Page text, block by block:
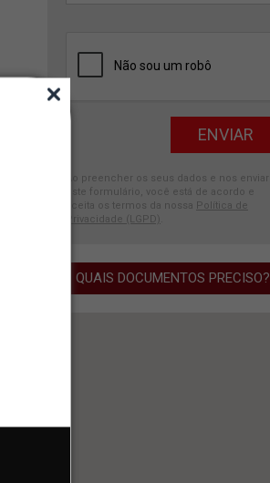
Ao preencher os seus dados e nos enviar
este formulário, você está de acordo e
aceita os termos da nossa
Política de
Privacidade (LGPD)
QUAIS DOCUMENTOS PRECISO?